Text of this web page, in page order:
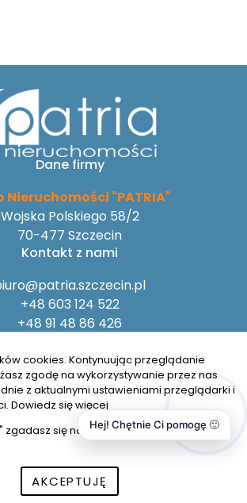
Dane firmy
Nieruchomości "PATRIA"
Wojska Polskiego 58/2
70-477 Szczecin
Kontakt z nami
+48 603 124 522
+48 91 48 86 426
Polityka prywatności
Obserwuj nas
prawa zastrzeżone | Program dla biur
-asaricrm.com
cookies. Kontynuując przeglądanie
zgodę na wykorzystywanie przez nas
z aktualnymi ustawieniami przeglądarki i
Dowiedz się więcej
się na wykorzystywanie przez nas
AKCEPTUJĘ
Hej! Chętnie Ci pomogę 🙂